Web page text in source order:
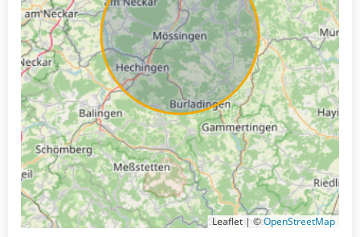
Leaflet | ©OpenStreetMap